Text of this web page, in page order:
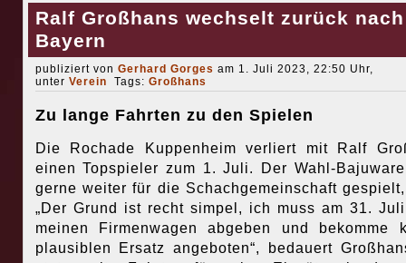
Ralf Großhans wechselt zurück nach
Bayern
publiziert von Gerhard Gorges am 1. Juli 2023, 22:50 Uhr,
unter Verein Tags: Großhans
Zu lange Fahrten zu den Spielen
Die Rochade Kuppenheim verliert mit Ralf
einen Topspieler zum 1. Juli. Der Wahl-
gerne weiter für die Schachgemeinschaft
„Der Grund ist recht simpel, ich muss am 31.
meinen Firmenwagen abgeben und bekomme
plausiblen Ersatz angeboten“, bedauert